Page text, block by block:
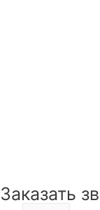
Заказать